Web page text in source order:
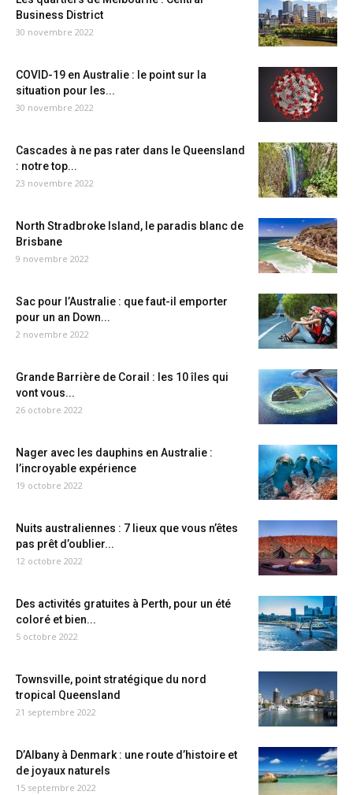
Business District
30 novembre 2022
COVID-19 en Australie : le point sur la
situation pour les...
30 novembre 2022
Cascades à ne pas rater dans le Queensland
: notre top...
23 novembre 2022
North Stradbroke Island, le paradis blanc de
Brisbane
9 novembre 2022
Sac pour l’Australie : que faut-il emporter
pour un an Down...
2 novembre 2022
Grande Barrière de Corail : les 10 îles qui
vont vous...
26 octobre 2022
Nager avec les dauphins en Australie :
l’incroyable expérience
19 octobre 2022
Nuits australiennes : 7 lieux que vous n’êtes
pas prêt d’oublier...
12 octobre 2022
Des activités gratuites à Perth, pour un été
coloré et bien...
5 octobre 2022
Townsville, point stratégique du nord
tropical Queensland
21 septembre 2022
D’Albany à Denmark : une route d’histoire et
de joyaux naturels
15 septembre 2022